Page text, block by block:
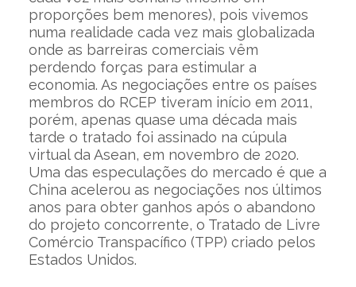
proporções bem menores), pois vivemos
numa realidade cada vez mais globalizada
onde as barreiras comerciais vêm
perdendo forças para estimular a
economia. As negociações entre os países
membros do RCEP tiveram início em 2011,
porém, apenas quase uma década mais
tarde o tratado foi assinado na cúpula
virtual da Asean, em novembro de 2020.
Uma das especulações do mercado é que a
China acelerou as negociações nos últimos
anos para obter ganhos após o abandono
do projeto concorrente, o Tratado de Livre
Comércio Transpacífico (TPP) criado pelos
Estados Unidos.